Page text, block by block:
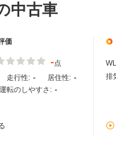
中古車
価
-点
走行性: - 居住性: -
運転のしやすさ: -
排